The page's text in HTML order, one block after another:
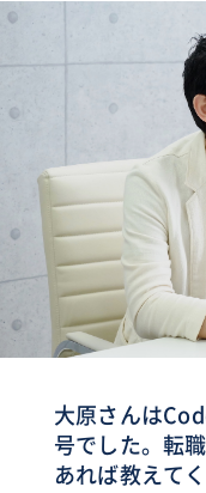
大原さんは
号でした。転
あれば教えて